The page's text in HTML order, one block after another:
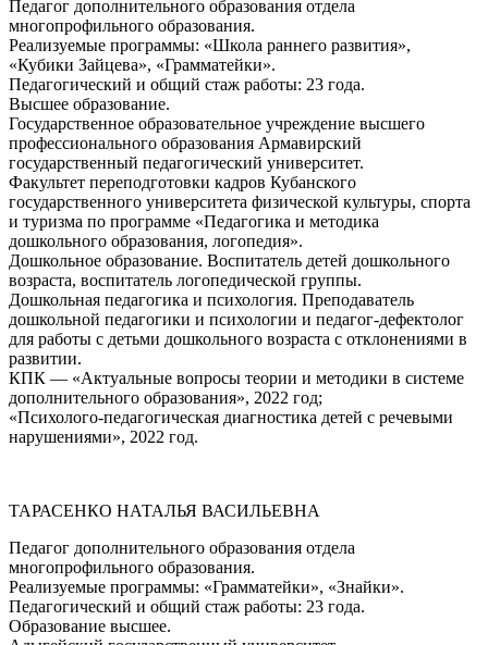
Педагог дополнительного образования отдела
многопрофильного образования.
Реализуемые программы: «Школа раннего развития»,
«Кубики Зайцева», «Грамматейки».
Педагогический и общий стаж работы: 23 года.
Высшее образование.
Государственное образовательное учреждение высшего
профессионального образования Армавирский
государственный педагогический университет.
Факультет переподготовки кадров Кубанского
государственного университета физической культуры, спорта
и туризма по программе «Педагогика и методика
дошкольного образования, логопедия».
Дошкольное образование. Воспитатель детей дошкольного
возраста, воспитатель логопедической группы.
Дошкольная педагогика и психология. Преподаватель
дошкольной педагогики и психологии и педагог-дефектолог
для работы с детьми дошкольного возраста с отклонениями в
развитии.
КПК — «Актуальные вопросы теории и методики в системе
дополнительного образования», 2022 год;
«Психолого-педагогическая диагностика детей с речевыми
нарушениями», 2022 год.
ТАРАСЕНКО НАТАЛЬЯ ВАСИЛЬЕВНА
Педагог дополнительного образования отдела
многопрофильного образования.
Реализуемые программы: «Грамматейки», «Знайки».
Педагогический и общий стаж работы: 23 года.
Образование высшее.